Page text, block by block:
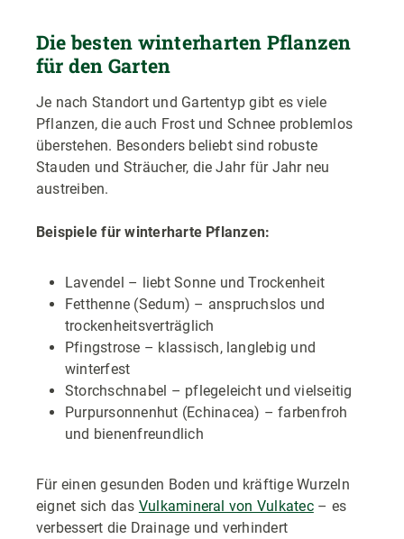
Die besten winterharten Pflanzen
für den Garten
Je nach Standort und Gartentyp gibt es viele
Pflanzen, die auch Frost und Schnee problemlos
überstehen. Besonders beliebt sind robuste
Stauden und Sträucher, die Jahr für Jahr neu
austreiben.
Beispiele für winterharte Pflanzen:
Lavendel – liebt Sonne und Trockenheit
Fetthenne (Sedum) – anspruchslos und
trockenheitsverträglich
Pfingstrose – klassisch, langlebig und
winterfest
Storchschnabel – pflegeleicht und vielseitig
Purpursonnenhut (Echinacea) – farbenfroh
und bienenfreundlich
Für einen gesunden Boden und kräftige Wurzeln
eignet sich das Vulkamineral von Vulkatec– es
verbessert die Drainage und verhindert